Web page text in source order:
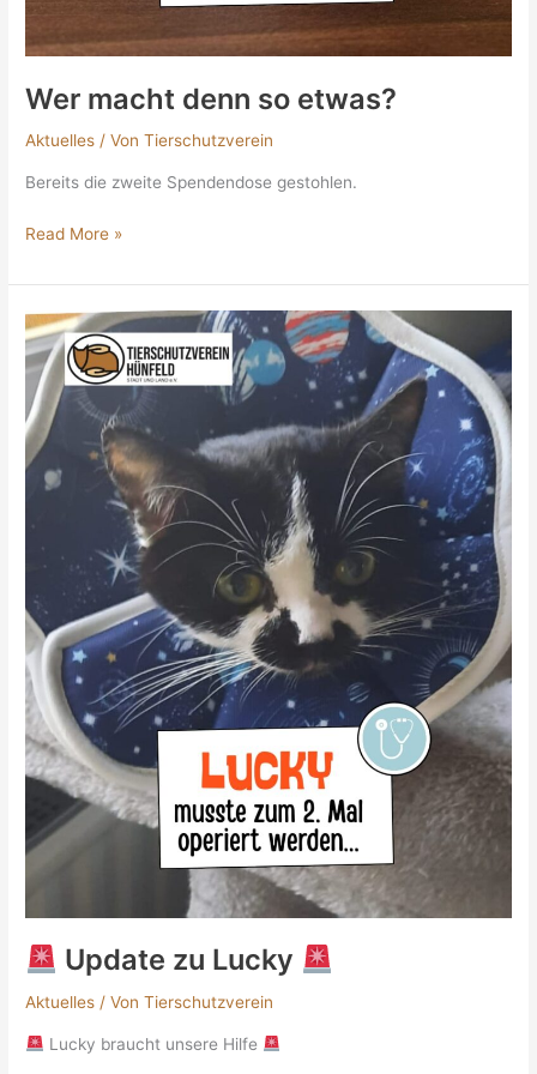
Wer macht denn so etwas?
Aktuelles / VonTierschutzverein
Bereits die zweite Spendendose gestohlen.
Read More »
Update zu Lucky
Aktuelles / VonTierschutzverein
Lucky braucht unsere Hilfe
Update
zu
Lucky